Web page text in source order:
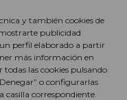
y también cookies de
publicidad
perfil elaborado a partir
más información en
todas las cookies pulsando
o configurarlas
casilla correspondiente.